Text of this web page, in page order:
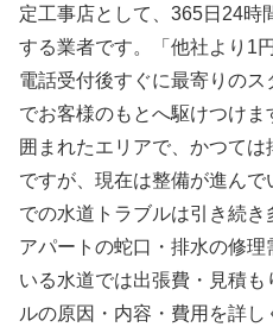
定工事店として、365日24時
する業者です。「他社より1
電話受付後すぐに最寄りの
でお客様のもとへ駆けつけ
囲まれたエリアで、かつて
ですが、現在は整備が進ん
での水道トラブルは引き続
アパートの蛇口・排水の修
いる水道では出張費・見積
ルの原因・内容・費用を詳